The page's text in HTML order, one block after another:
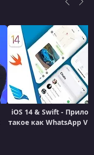
iOS 14 & Swift -
такое как WhatsApp